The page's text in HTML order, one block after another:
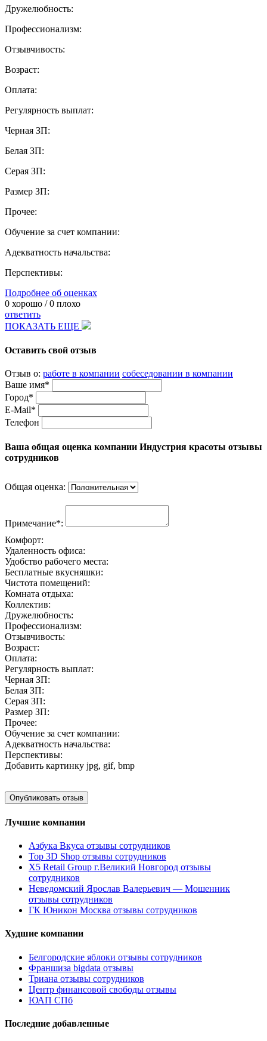
Дружелюбность:
Профессионализм:
Отзывчивость:
Возраст:
Оплата:
Регулярность выплат:
Черная ЗП:
Белая ЗП:
Серая ЗП:
Размер ЗП:
Прочее:
Обучение за счет компании:
Адекватность начальства:
Перспективы:
Подробнее об оценках
0 хорошо /0 плохо
ответить
ПОКАЗАТЬ ЕЩЕ
Оставить свой отзыв
Отзыв о: работе в компании собеседовании в компании
Ваше имя*
Город*
E-Mail*
Телефон
Ваша общая оценка компании Индустрия красоты отзывы
сотрудников
Общая оценка:
Примечание*:
Комфорт:
Удаленность офиса:
Удобство рабочего места:
Бесплатные вкусняшки:
Чистота помещений:
Комната отдыха:
Коллектив:
Дружелюбность:
Профессионализм:
Отзывчивость:
Возраст:
Оплата:
Регулярность выплат:
Черная ЗП:
Белая ЗП:
Серая ЗП:
Размер ЗП:
Прочее:
Обучение за счет компании:
Адекватность начальства:
Перспективы:
Добавить картинку jpg, gif, bmp
Лучшие компании
Азбука Вкуса отзывы сотрудников
Top 3D Shop отзывы сотрудников
X5 Retail Group г.Великий Новгород отзывы
сотрудников
Неведомский Ярослав Валерьевич — Мошенник
отзывы сотрудников
ГК Юникон Москва отзывы сотрудников
Худшие компании
Белгородские яблоки отзывы сотрудников
Франшиза bigdata отзывы
Триана отзывы сотрудников
Центр финансовой свободы отзывы
ЮАП СПб
Последние добавленные